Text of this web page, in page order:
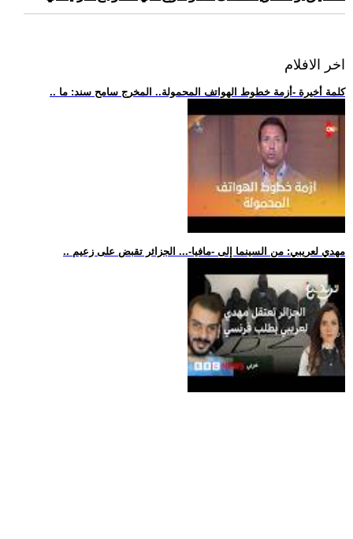
اخر الافلام
.. كلمة أخيرة -أزمة خطوط الهواتف المحمولة.. المخرج سامح سند: ما
.. مهدي لعريبي: من السينما إلى -مافيا-... الجزائر تقبض على زعيم